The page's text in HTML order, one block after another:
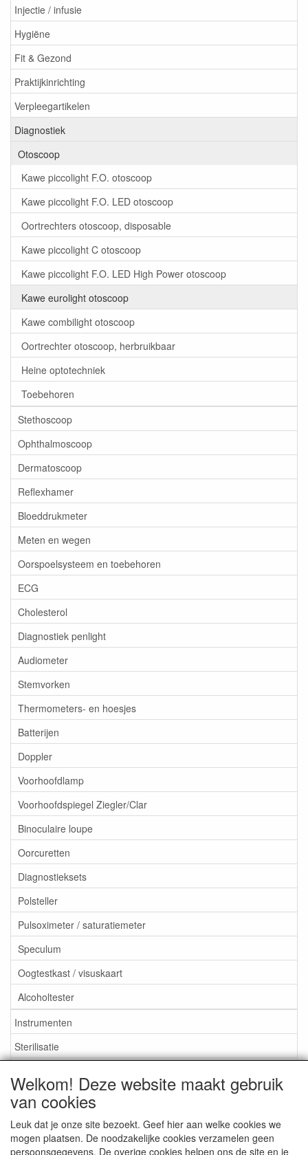
Injectie / infusie
Hygiëne
Fit & Gezond
Praktijkinrichting
Verpleegartikelen
Diagnostiek
Otoscoop
Kawe piccolight F.O. otoscoop
Kawe piccolight F.O. LED otoscoop
Oortrechters otoscoop, disposable
Kawe piccolight C otoscoop
Kawe piccolight F.O. LED High Power otoscoop
Kawe eurolight otoscoop
Kawe combilight otoscoop
Oortrechter otoscoop, herbruikbaar
Heine optotechniek
Toebehoren
Stethoscoop
Ophthalmoscoop
Dermatoscoop
Reflexhamer
Bloeddrukmeter
Meten en wegen
Oorspoelsysteem en toebehoren
ECG
Cholesterol
Diagnostiek penlight
Audiometer
Stemvorken
Thermometers- en hoesjes
Batterijen
Doppler
Voorhoofdlamp
Voorhoofdspiegel Ziegler/Clar
Binoculaire loupe
Oorcuretten
Diagnostieksets
Polsteller
Pulsoximeter / saturatiemeter
Speculum
Oogtestkast / visuskaart
Alcoholtester
Instrumenten
Sterilisatie
Aktieartikelen
Welkom! Deze website maakt gebruik
van cookies
Leuk dat je onze site bezoekt. Geef hier aan welke cookies we
mogen plaatsen. De noodzakelijke cookies verzamelen geen
persoonsgegevens. De overige cookies helpen ons de site en je